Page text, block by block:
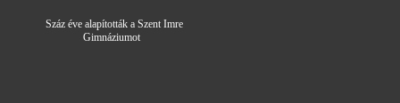
Száz éve alapították a Szent Imre
Gimnáziumot